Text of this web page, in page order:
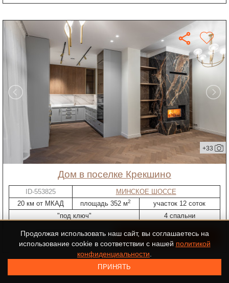
+33
дом в поселке Крекшино
ID-553825
МИНСКОЕ ШОССЕ
20 км от МКАД
площадь 352 м2
участок 12 соток
"под ключ"
4 спальни
136 000 000 ₽
Показано 27 из 87 объектов
Продолжая использовать наш сайт, вы соглашаетесь на
использование cookie в соответствии с нашей политикой
конфиденциальности
ПРИНЯТЬ